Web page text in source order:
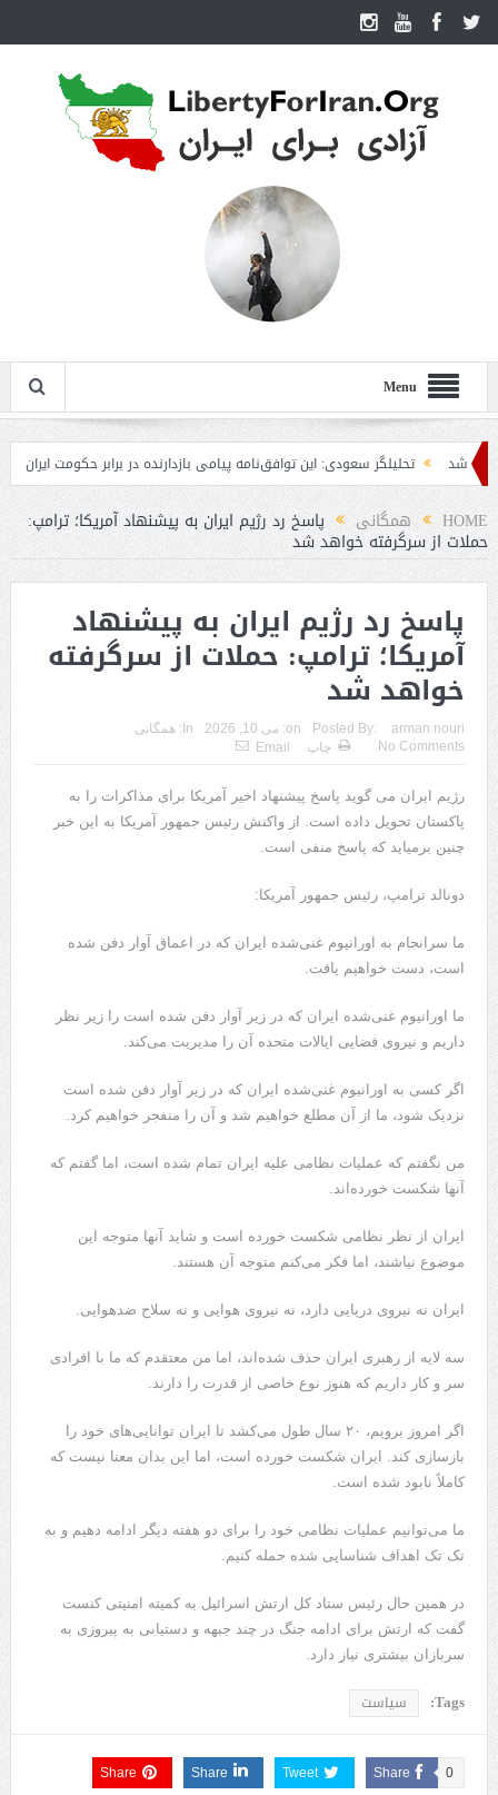
Menu
تحلیلگر سعودی: این توافق‌نامه پیامی بازدارنده در برابر حکومت ایران است
HOME همگانی پاسخ رد رژیم ایران به پیشنهاد آمریکا؛ ترامپ:
حملات از سرگرفته خواهد شد
پاسخ رد رژیم ایران به پیشنهاد
آمریکا؛ ترامپ: حملات از سرگرفته
خواهد شد
Posted By: arman nouri
on: می 10, 2026 In: همگانی
No Comments
چاپ Email
رژیم ایران می گوید پاسخ پیشنهاد اخیر آمریکا برای مذاکرات را به
پاکستان تحویل داده است. از واکنش رئیس جمهور آمریکا به این خبر
چنین برمیاید که پاسخ منفی است.
دونالد ترامپ، رئیس جمهور آمریکا:
ما سرانجام به اورانیوم غنی‌شده ایران که در اعماق آوار دفن شده
است، دست خواهیم یافت.
ما اورانیوم غنی‌شده ایران که در زیر آوار دفن شده است را زیر نظر
داریم و نیروی فضایی ایالات متحده آن را مدیریت می‌کند.
اگر کسی به اورانیوم غنی‌شده ایران که در زیر آوار دفن شده است
نزدیک شود، ما از آن مطلع خواهیم شد و آن را منفجر خواهیم کرد.
من نگفتم که عملیات نظامی علیه ایران تمام شده است، اما گفتم که
آنها شکست خورده‌اند.
ایران از نظر نظامی شکست خورده است و شاید آنها متوجه این
موضوع نباشند، اما فکر می‌کنم متوجه آن هستند.
ایران نه نیروی دریایی دارد، نه نیروی هوایی و نه سلاح ضدهوایی.
سه لایه از رهبری ایران حذف شده‌اند، اما من معتقدم که ما با افرادی
سر و کار داریم که هنوز نوع خاصی از قدرت را دارند.
اگر امروز برویم، ۲۰ سال طول می‌کشد تا ایران توانایی‌های خود را
بازسازی کند. ایران شکست خورده است، اما این بدان معنا نیست که
کاملاً نابود شده است.
ما می‌توانیم عملیات نظامی خود را برای دو هفته دیگر ادامه دهیم و به
تک تک اهداف شناسایی شده حمله کنیم.
در همین حال رئیس ستاد کل ارتش اسرائیل به کمیته امنیتی کنست
گفت که ارتش برای ادامه جنگ در چند جبهه و دستیابی به پیروزی به
سربازان بیشتری نیاز دارد.
Tags: سیاست
Share 0
Tweet
Share
Share